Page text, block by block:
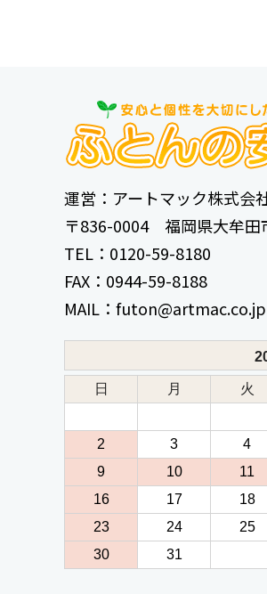
運営：アートマック株式会
〒836-0004 福岡県大牟田
TEL：0120-59-8180
FAX：0944-59-8188
MAIL：futon@artmac.co.jp